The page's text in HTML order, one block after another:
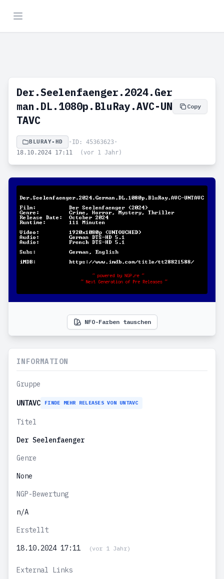
Der.Seelenfaenger.2024.Ger
man.DL.1080p.BluRay.AVC-UN
TAVC
Copy
BLURAY-HD • ID: 45363623•
18.10.2024 17:11
(vor 1 Jahr)
NFO-Farben tauschen
INFORMATION
Gruppe
UNTAVC FINDE MEHR RELEASES VON UNTAVC
Titel
Der Seelenfaenger
Genre
None
NGP-Bewertung
n/A
Erstellt
18.10.2024 17:11
(vor 1 Jahr)
External Links